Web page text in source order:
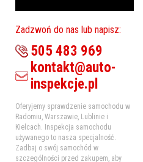
Zadzwoń do nas lub napisz:
505 483 969
kontakt@auto-
inspekcje.pl
Oferyjemy sprawdzenie samochodu w
Radomiu, Warszawie, Lublinie i
Kielcach. Inspekcja samochodu
używanego to nasza specjalność.
Zadbaj o swój samochód w
szczególności przed zakupem, aby